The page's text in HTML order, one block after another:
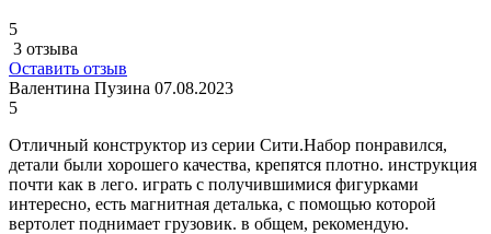
5
3 отзыва
Оставить отзыв
Валентина Пузина 07.08.2023
5
Отличный конструктор из серии Сити.Набор понравился,
детали были хорошего качества, крепятся плотно. инструкция
почти как в лего. играть с получившимися фигурками
интересно, есть магнитная деталька, с помощью которой
вертолет поднимает грузовик. в общем, рекомендую.